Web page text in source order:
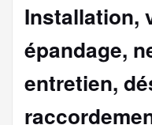
Installation,
épandage,
entretien,